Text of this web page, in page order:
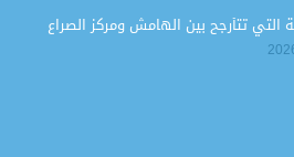
التي تتأرجح بين الهامش ومركز الصراع